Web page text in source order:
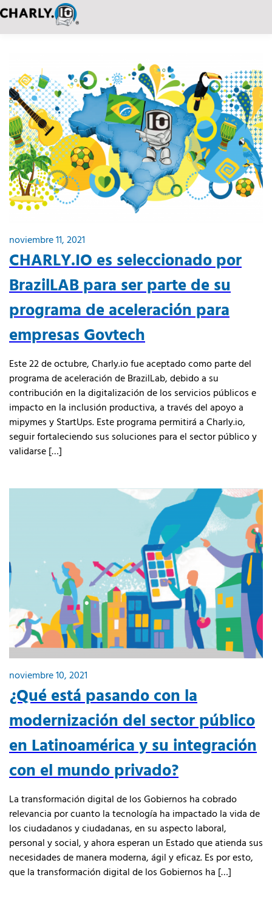
noviembre 11, 2021
CHARLY.IO es seleccionado por
BrazilLAB para ser parte de su
programa de aceleración para
empresas Govtech
Este 22 de octubre, Charly.io fue aceptado como parte del
programa de aceleración de BrazilLab, debido a su
contribución en la digitalización de los servicios públicos e
impacto en la inclusión productiva, a través del apoyo a
mipymes y StartUps. Este programa permitirá a Charly.io,
seguir fortaleciendo sus soluciones para el sector público y
validarse […]
noviembre 10, 2021
¿Qué está pasando con la
modernización del sector público
en Latinoamérica y su integración
con el mundo privado?
La transformación digital de los Gobiernos ha cobrado
relevancia por cuanto la tecnología ha impactado la vida de
los ciudadanos y ciudadanas, en su aspecto laboral,
personal y social, y ahora esperan un Estado que atienda sus
necesidades de manera moderna, ágil y eficaz. Es por esto,
que la transformación digital de los Gobiernos ha […]